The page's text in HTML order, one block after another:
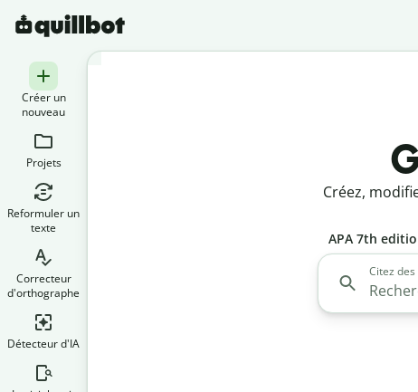
Créer un
nouveau
Projets
Reformuler un
texte
Correcteur
d'orthographe
Détecteur d'IA
Créez,
APA 7th
Citez